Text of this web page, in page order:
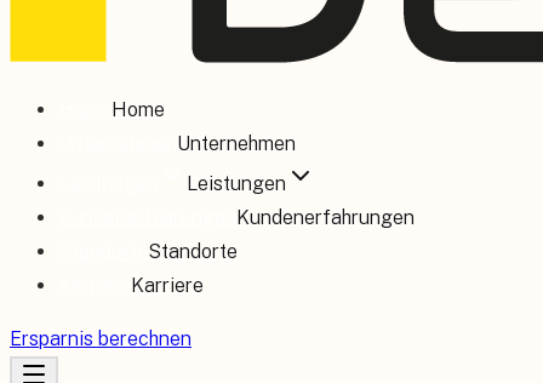
Home
Unternehmen
Leistungen
Kundenerfahrungen
Standorte
Karriere
Ersparnis berechnen